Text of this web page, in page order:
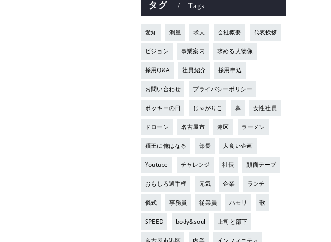
タグ Tags
愛知 測量 求人 会社概要 代表挨拶
ビジョン 事業案内 求める人物像
採用Q&A 社員紹介 採用申込
お問い合わせ プライバシーポリシー
ポッキーの日 じゃがりこ 鼻 女性社員
ドローン 名古屋市 港区 ラーメン
麺王に俺はなる 部長 大食い企画
Youtube チャレンジ 社長 顔面テープ
おもしろ選手権 元気 企業 ランチ
儀式 事務員 従業員 ハモリ 歌
SPEED body&soul 上司と部下
名古屋市港区 内業 インフィニティ